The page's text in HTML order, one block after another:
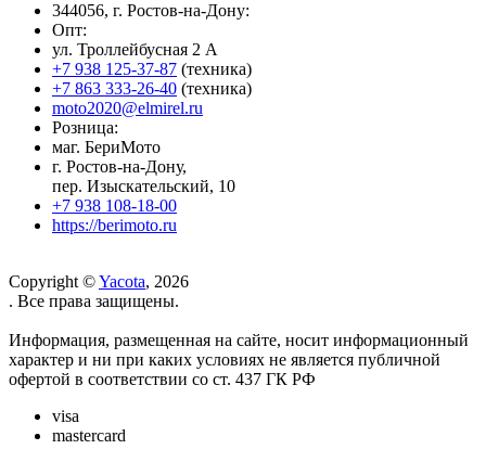
344056, г. Ростов-на-Дону:
Опт:
ул. Троллейбусная 2 А
+7 938 125-37-87 (техника)
+7 863 333-26-40 (техника)
moto2020@elmirel.ru
Розница:
маг. БериМото
г. Ростов-на-Дону,
пер. Изыскательский, 10
+7 938 108-18-00
https://berimoto.ru
Copyright ©Yacota, 2026
. Все права защищены.
Информация, размещенная на сайте, носит информационный
характер и ни при каких условиях не является публичной
офертой в соответствии со ст. 437 ГК РФ
visa
mastercard